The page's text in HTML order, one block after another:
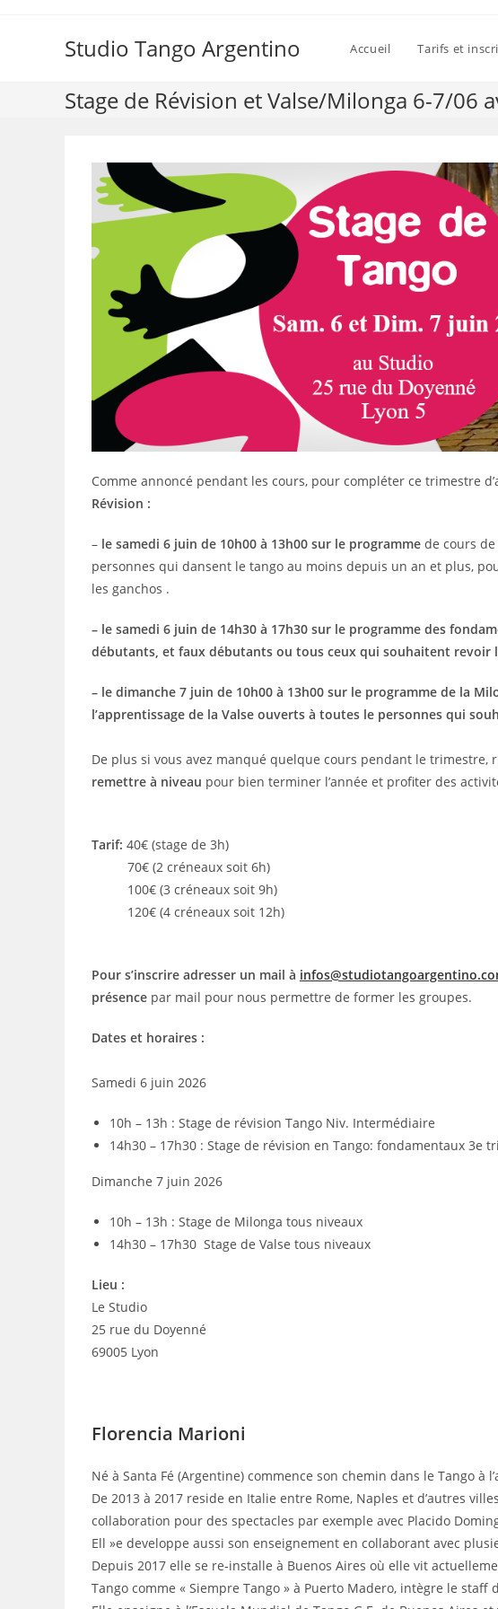
Studio Tango Argentino Accueil Tarifs et
Stage de Révision et Valse/Milonga 6-7/06
Comme annoncé pendant les cours, pour compléter ce trimestre
Révision :
– le samedi 6 juin de 10h00 à 13h00 sur le programme de cours
personnes qui dansent le tango au moins depuis un an et plus,
les ganchos .
– le samedi 6 juin de 14h30 à 17h30 sur le programme des
débutants, et faux débutants ou tous ceux qui souhaitent revoir
– le dimanche 7 juin de 10h00 à 13h00 sur le programme de la
l’apprentissage de la Valse ouverts à toutes le personnes qui
De plus si vous avez manqué quelque cours pendant le trimestre,
remettre à niveau pour bien terminer l’année et profiter des
Tarif: 40€ (stage de 3h)
70€ (2 créneaux soit 6h)
100€ (3 créneaux soit 9h)
120€ (4 créneaux soit 12h)
Pour s’inscrire adresser un mail à
présence par mail pour nous permettre de former les groupes.
Dates et horaires :
Samedi 6 juin 2026
10h – 13h : Stage de révision Tango Niv. Intermédiaire
14h30 – 17h30 : Stage de révision en Tango: fondamentaux 3e
Dimanche 7 juin 2026
10h – 13h : Stage de Milonga tous niveaux
14h30 – 17h30 Stage de Valse tous niveaux
Lieu :
Le Studio
25 rue du Doyenné
69005 Lyon
Florencia Marioni
Né à Santa Fé (Argentine) commence son chemin dans le Tango à
De 2013 à 2017 reside en Italie entre Rome, Naples et d’autres
collaboration pour des spectacles par exemple avec Placido
Ell »e developpe aussi son enseignement en collaborant avec
Depuis 2017 elle se re-installe à Buenos Aires où elle vit
Tango comme « Siempre Tango » à Puerto Madero, intègre le